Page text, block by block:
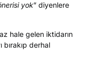
yok” diyenlere
hale gelen iktidarın
bırakıp derhal